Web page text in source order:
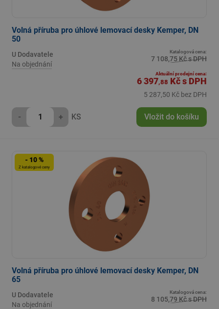
Volná příruba pro úhlové lemovací desky Kemper, DN
50
U Dodavatele
Na objednání
Katalogová cena:
7 108,75 Kč s DPH
Aktuální prodejní cena:
6 397,88 Kčs DPH
5 287,50 Kč bez DPH
- + KS Vložit do košíku
- 10 %
Z katalogové ceny
Volná příruba pro úhlové lemovací desky Kemper, DN
65
U Dodavatele
Na objednání
Katalogová cena:
8 105,79 Kč s DPH